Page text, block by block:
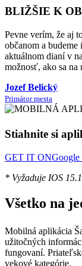
BLIŽŠIE K
Pevne verím, že aj
občanom a
aktuálnom dianí v
možnosť, ako sa na
Jozef Belický
Primátor mesta
Stiahnite si
GET IT ONGoogle
* Vyžaduje IOS
Všetko na
Mobilná aplikácia
užitočných
fungovaní.
vekové kategórie.